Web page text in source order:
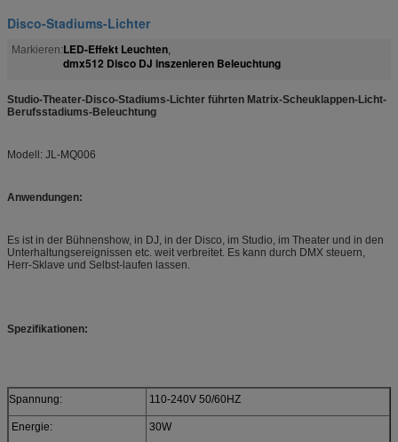
Disco-Stadiums-Lichter
Markieren:LED-Effekt Leuchten,
dmx512 Disco DJ inszenieren Beleuchtung
Studio-Theater-Disco-Stadiums-Lichter führten Matrix-Scheuklappen-Licht-
Berufsstadiums-Beleuchtung
Modell: JL-MQ006
Anwendungen:
Es ist in der Bühnenshow, in DJ, in der Disco, im Studio, im Theater und in den
Unterhaltungsereignissen etc. weit verbreitet. Es kann durch DMX steuern,
Herr-Sklave und Selbst-laufen lassen.
Spezifikationen:
Spannung: 110-240V 50/60HZ
Energie: 30W